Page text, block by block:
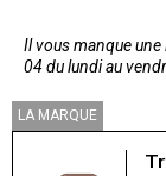
Il vous manque
04 du lundi au
LA MARQUE